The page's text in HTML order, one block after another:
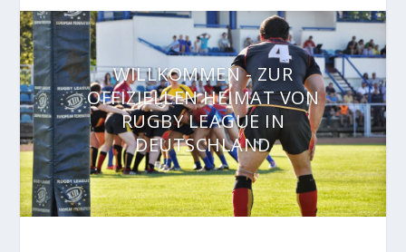
WILLKOMMEN - ZUR
OFFIZIELLEN HEIMAT VON
RUGBY LEAGUE IN
DEUTSCHLAND